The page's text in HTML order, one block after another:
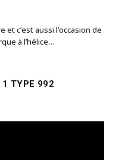
c’est aussi l’occasion de
à l’hélice…
TYPE 992